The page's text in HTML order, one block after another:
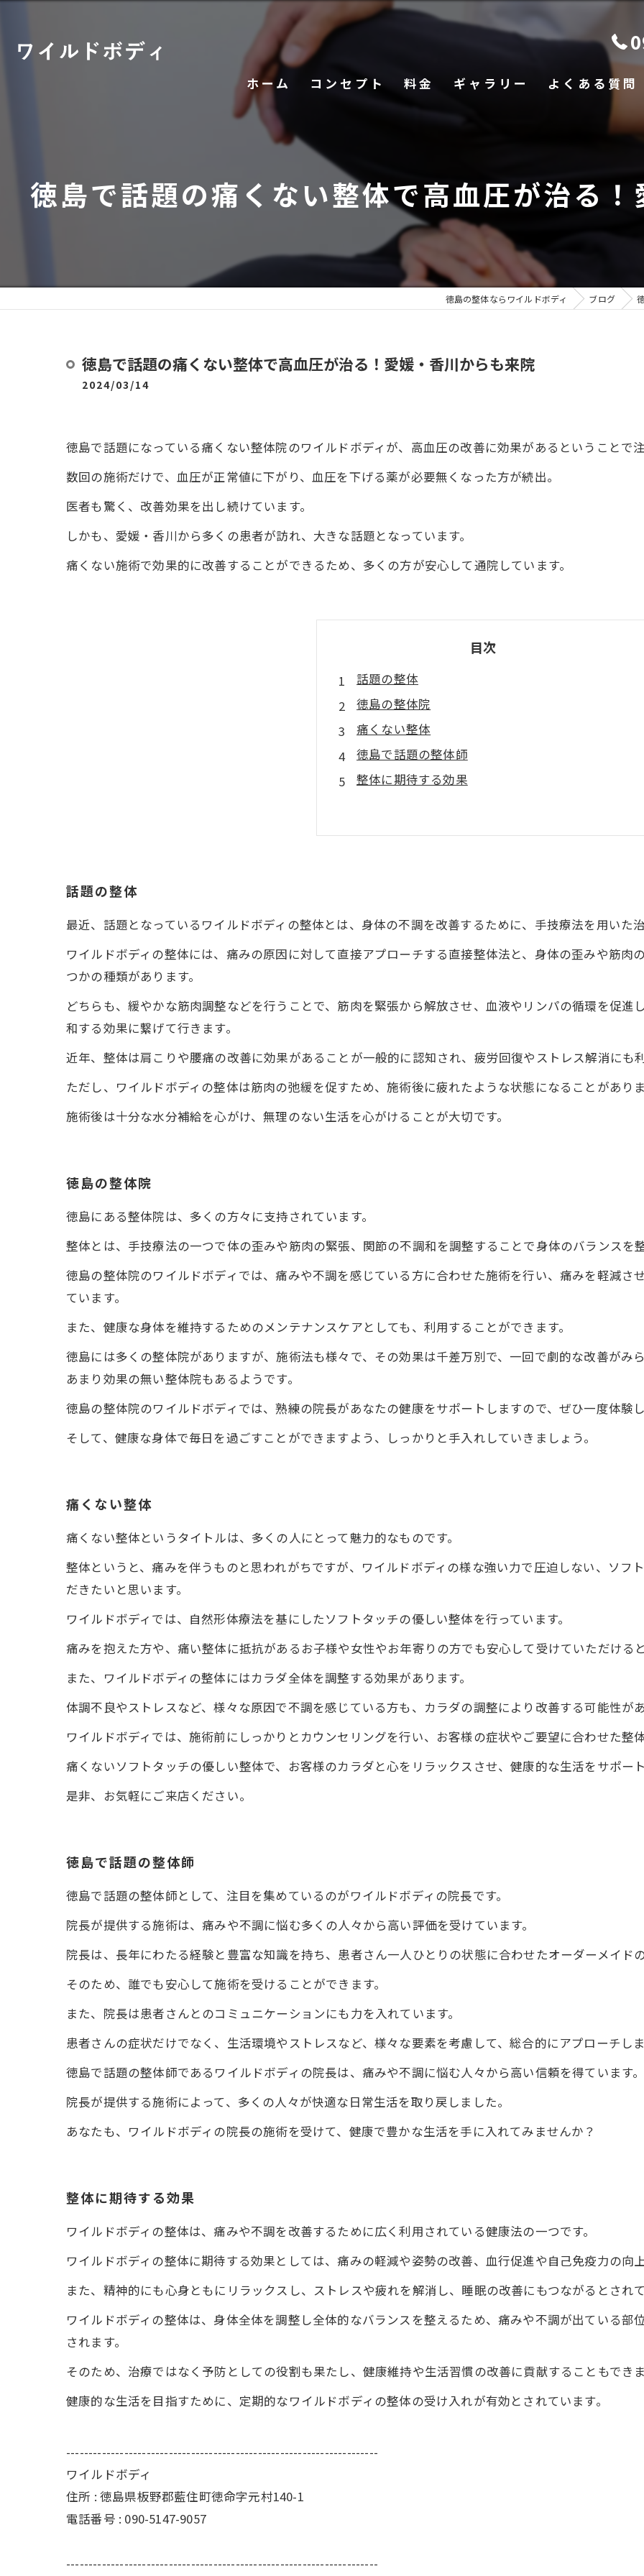
ホーム コンセプト 料金 ギャラリー よくある質問
徳島で話題の痛くない整体で高血圧が治る
徳島の整体ならワイルドボディ ブログ
徳島で話題の痛くない整体で高血圧が治る！愛媛・香川からも来院
2024/03/14
徳島で話題になっている痛くない整体院のワイルドボディが、高血圧の改善に効果があるということで注
数回の施術だけで、血圧が正常値に下がり、血圧を下げる薬が必要無くなった方が続出。
医者も驚く、改善効果を出し続けています。
しかも、愛媛・香川から多くの患者が訪れ、大きな話題となっています。
痛くない施術で効果的に改善することができるため、多くの方が安心して通院しています。
目次
話題の整体
徳島の整体院
痛くない整体
徳島で話題の整体師
整体に期待する効果
話題の整体
最近、話題となっているワイルドボディの整体とは、身体の不調を改善するために、手技療法を用いた治
ワイルドボディの整体には、痛みの原因に対して直接アプローチする直接整体法と、身体の歪みや筋肉
つかの種類があります。
どちらも、緩やかな筋肉調整などを行うことで、筋肉を緊張から解放させ、血液やリンパの循環を促進
和する効果に繋げて行きます。
近年、整体は肩こりや腰痛の改善に効果があることが一般的に認知され、疲労回復やストレス解消にも
ただし、ワイルドボディの整体は筋肉の弛緩を促すため、施術後に疲れたような状態になることがありま
施術後は十分な水分補給を心がけ、無理のない生活を心がけることが大切です。
徳島の整体院
徳島にある整体院は、多くの方々に支持されています。
整体とは、手技療法の一つで体の歪みや筋肉の緊張、関節の不調和を調整することで身体のバランスを
徳島の整体院のワイルドボディでは、痛みや不調を感じている方に合わせた施術を行い、痛みを軽減さ
ています。
また、健康な身体を維持するためのメンテナンスケアとしても、利用することができます。
徳島には多くの整体院がありますが、施術法も様々で、その効果は千差万別で、一回で劇的な改善がみ
あまり効果の無い整体院もあるようです。
徳島の整体院のワイルドボディでは、熟練の院長があなたの健康をサポートしますので、ぜひ一度体験
そして、健康な身体で毎日を過ごすことができますよう、しっかりと手入れしていきましょう。
痛くない整体
痛くない整体というタイトルは、多くの人にとって魅力的なものです。
整体というと、痛みを伴うものと思われがちですが、ワイルドボディの様な強い力で圧迫しない、ソフ
だきたいと思います。
ワイルドボディでは、自然形体療法を基にしたソフトタッチの優しい整体を行っています。
痛みを抱えた方や、痛い整体に抵抗があるお子様や女性やお年寄りの方でも安心して受けていただけると
また、ワイルドボディの整体にはカラダ全体を調整する効果があります。
体調不良やストレスなど、様々な原因で不調を感じている方も、カラダの調整により改善する可能性があ
ワイルドボディでは、施術前にしっかりとカウンセリングを行い、お客様の症状やご要望に合わせた整体
痛くないソフトタッチの優しい整体で、お客様のカラダと心をリラックスさせ、健康的な生活をサポート
是非、お気軽にご来店ください。
徳島で話題の整体師
徳島で話題の整体師として、注目を集めているのがワイルドボディの院長です。
院長が提供する施術は、痛みや不調に悩む多くの人々から高い評価を受けています。
院長は、長年にわたる経験と豊富な知識を持ち、患者さん一人ひとりの状態に合わせたオーダーメイドの
そのため、誰でも安心して施術を受けることができます。
また、院長は患者さんとのコミュニケーションにも力を入れています。
患者さんの症状だけでなく、生活環境やストレスなど、様々な要素を考慮して、総合的にアプローチしま
徳島で話題の整体師であるワイルドボディの院長は、痛みや不調に悩む人々から高い信頼を得ています。
院長が提供する施術によって、多くの人々が快適な日常生活を取り戻しました。
あなたも、ワイルドボディの院長の施術を受けて、健康で豊かな生活を手に入れてみませんか？
整体に期待する効果
ワイルドボディの整体は、痛みや不調を改善するために広く利用されている健康法の一つです。
ワイルドボディの整体に期待する効果としては、痛みの軽減や姿勢の改善、血行促進や自己免疫力の向
また、精神的にも心身ともにリラックスし、ストレスや疲れを解消し、睡眠の改善にもつながるとされて
ワイルドボディの整体は、身体全体を調整し全体的なバランスを整えるため、痛みや不調が出ている部
されます。
そのため、治療ではなく予防としての役割も果たし、健康維持や生活習慣の改善に貢献することもできま
健康的な生活を目指すために、定期的なワイルドボディの整体の受け入れが有効とされています。
----------------------------------------------------------------------
ワイルドボディ
住所 : 徳島県板野郡藍住町徳命字元村140-1
電話番号 : 090-5147-9057
----------------------------------------------------------------------